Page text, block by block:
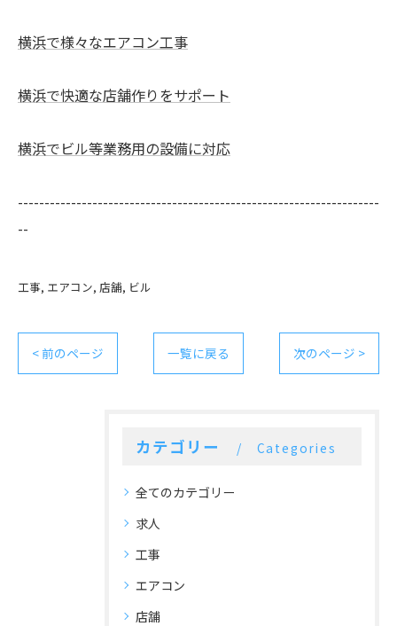
横浜で様々なエアコン工事
横浜で快適な店舗作りをサポート
横浜でビル等業務用の設備に対応
--------------------------------------------------------------------
--
工事 エアコン 店舗 ビル
< 前のページ 一覧に戻る 次のページ >
カテゴリー Categories
全てのカテゴリー
求人
工事
エアコン
店舗